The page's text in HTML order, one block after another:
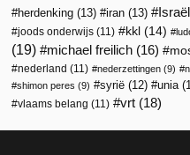
herdenking (13) iran (13) Israël
joods onderwijs (11) kkl (14)
(19)
michael freilich (16)
nederland (11) nederzettingen (9)
shimon peres (9) syrië (12) unia
vlaams belang (11) vrt (18)